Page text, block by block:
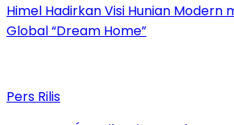
Himel Hadirkan Visi Hunian Modern
Global “Dream Home”
Pers Rilis